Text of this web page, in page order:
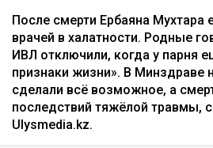
После смерти Ербаяна Мухтара
врачей в халатности. Родные
ИВЛ отключили, когда у парня
признаки жизни». В Минздраве
сделали всё возможное, а
последствий тяжёлой травмы,
Ulysmedia.kz.